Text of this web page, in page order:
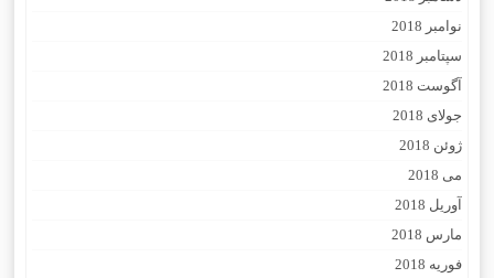
نوامبر 2018
سپتامبر 2018
آگوست 2018
جولای 2018
ژوئن 2018
می 2018
آوریل 2018
مارس 2018
فوریه 2018